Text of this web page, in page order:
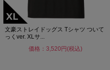
文豪ストレイドッグス Tシャツ ついて
っくver. XLサ...
価格：3,520円(税込)